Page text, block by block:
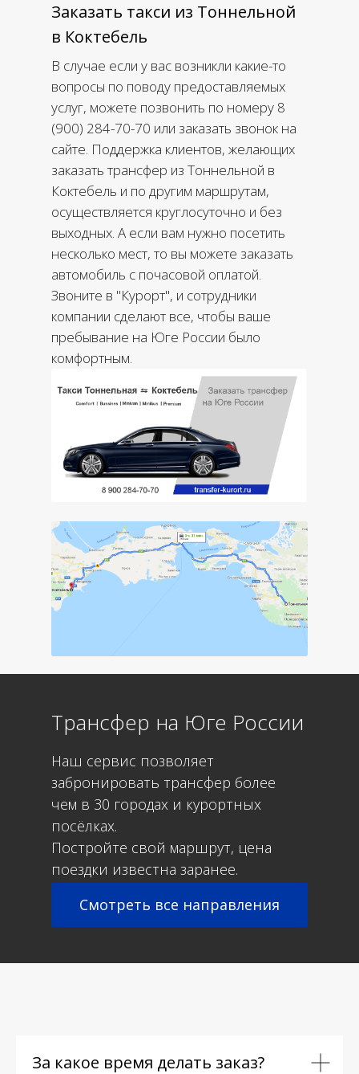
В случае если у вас возникли какие-то
вопросы по поводу предоставляемых
услуг, можете позвонить по номеру 8
(900) 284-70-70 или заказать звонок на
сайте. Поддержка клиентов, желающих
заказать трансфер из Тоннельной в
Коктебель и по другим маршрутам,
осуществляется круглосуточно и без
выходных. А если вам нужно посетить
несколько мест, то вы можете заказать
автомобиль с почасовой оплатой.
Звоните в "Курорт", и сотрудники
компании сделают все, чтобы ваше
пребывание на Юге России было
комфортным.
Заказать такси из Тоннельной
в Коктебель
Трансфер на Юге России
Наш сервис позволяет
забронировать трансфер более
чем в 30 городах и курортных
посёлках.
Постройте свой маршрут, цена
поездки известна заранее.
Смотреть все направления
За какое время делать заказ?